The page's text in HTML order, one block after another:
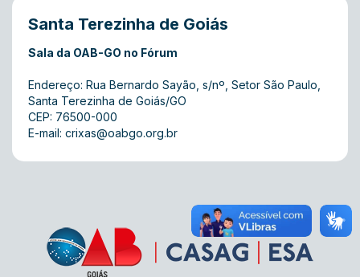
Santa Terezinha de Goiás
Sala da OAB-GO no Fórum
Endereço: Rua Bernardo Sayão, s/nº, Setor São Paulo,
Santa Terezinha de Goiás/GO
CEP: 76500-000
E-mail: crixas@oabgo.org.br